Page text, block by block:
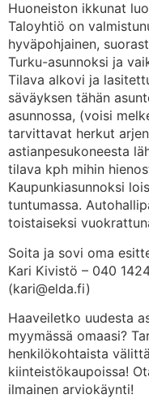
Huoneiston ikkunat
Taloyhtiö on
hyväpohjainen,
Turku-asunnoksi ja
Tilava alkovi ja
säväyksen tähän
asunnossa, (voisi
tarvittavat herkut
astianpesukoneesta
tilava kph mihin
Kaupunkiasunnoksi
tuntumassa.
toistaiseksi
Soita ja sovi oma
Kari Kivistö – 040
(kari@elda.fi)
Haaveiletko uudesta
myymässä omaasi?
henkilökohtaista
kiinteistökaupoissa!
ilmainen arviokäynti!